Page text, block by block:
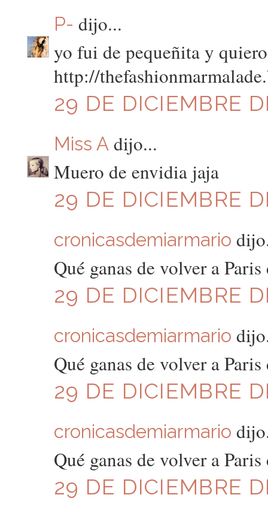
P- dijo...
yo fui de pequeñita y
http://
29 DE DICIEMBRE
Miss Adijo...
Muero de envidia jaja
29 DE DICIEMBRE
cronicasdemiarmario
Qué ganas de volver a
29 DE DICIEMBRE
cronicasdemiarmario
Qué ganas de volver a
29 DE DICIEMBRE
cronicasdemiarmario
Qué ganas de volver a
29 DE DICIEMBRE